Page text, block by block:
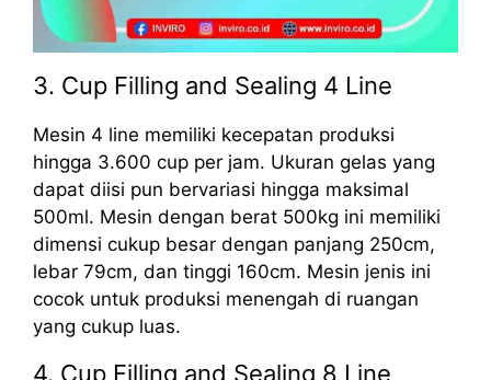
3. Cup Filling and Sealing 4 Line
Mesin 4 line memiliki kecepatan produksi
hingga 3.600 cup per jam. Ukuran gelas yang
dapat diisi pun bervariasi hingga maksimal
500ml. Mesin dengan berat 500kg ini memiliki
dimensi cukup besar dengan panjang 250cm,
lebar 79cm, dan tinggi 160cm. Mesin jenis ini
cocok untuk produksi menengah di ruangan
yang cukup luas.
4. Cup Filling and Sealing 8 Line